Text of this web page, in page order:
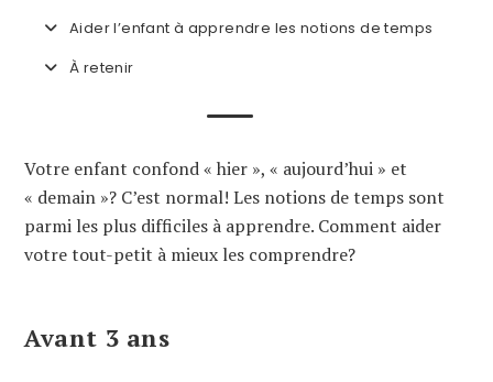
Aider l’enfant à apprendre les notions de temps
À retenir
Votre enfant confond « hier », « aujourd’hui » et
« demain »? C’est normal! Les notions de temps sont
parmi les plus difficiles à apprendre. Comment aider
votre tout-petit à mieux les comprendre?
Avant 3 ans